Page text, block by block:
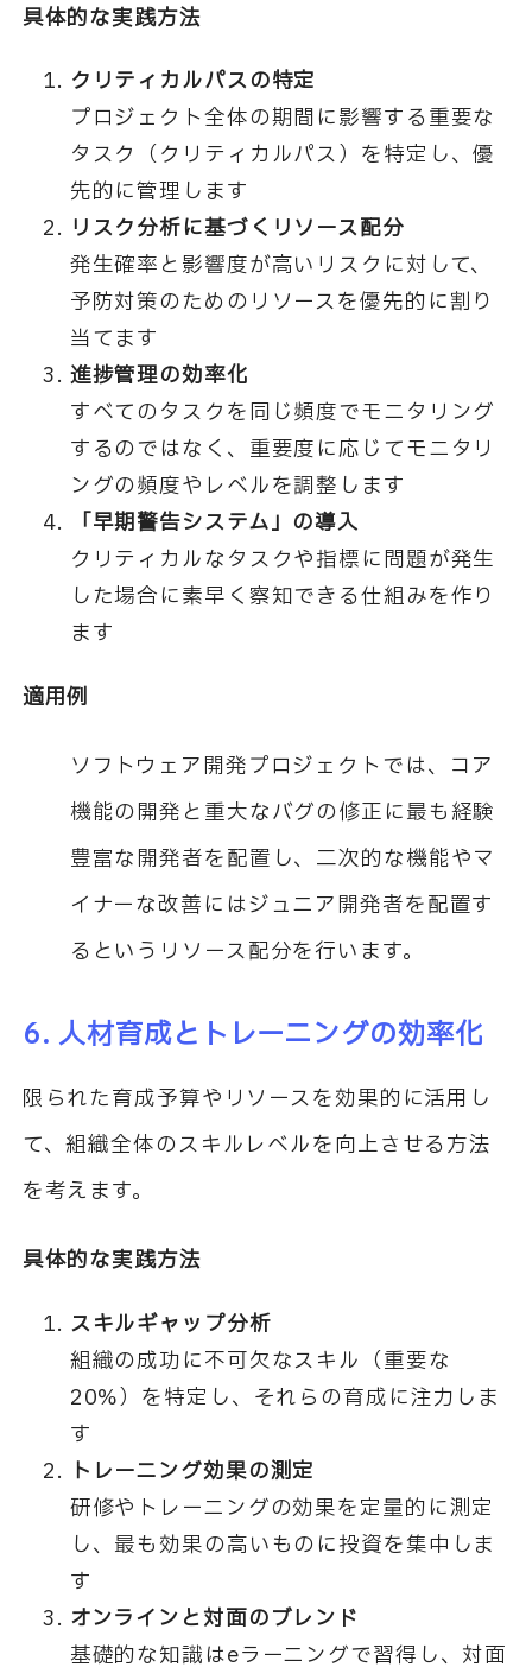
具体的な実践方法
クリティカルパスの特定
プロジェクト全体の期間に影響する重要な
タスク（クリティカルパス）を特定し、優
先的に管理します
リスク分析に基づくリソース配分
発生確率と影響度が高いリスクに対して、
予防対策のためのリソースを優先的に割り
当てます
進捗管理の効率化
すべてのタスクを同じ頻度でモニタリング
するのではなく、重要度に応じてモニタリ
ングの頻度やレベルを調整します
「早期警告システム」の導入
クリティカルなタスクや指標に問題が発生
した場合に素早く察知できる仕組みを作り
ます
適用例
ソフトウェア開発プロジェクトでは、コア
機能の開発と重大なバグの修正に最も経験
豊富な開発者を配置し、二次的な機能やマ
イナーな改善にはジュニア開発者を配置す
るというリソース配分を行います。
6. 人材育成とトレーニングの効率化
限られた育成予算やリソースを効果的に活用し
て、組織全体のスキルレベルを向上させる方法
を考えます。
具体的な実践方法
スキルギャップ分析
組織の成功に不可欠なスキル（重要な
20%）を特定し、それらの育成に注力しま
す
トレーニング効果の測定
研修やトレーニングの効果を定量的に測定
し、最も効果の高いものに投資を集中しま
す
オンラインと対面のブレンド
基礎的な知識はeラーニングで習得し、対面